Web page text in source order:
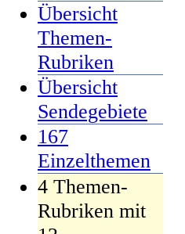
Übersicht
Themen-
Rubriken
Übersicht
Sendegebiete
167
Einzelthemen
4 Themen-
Rubriken mit